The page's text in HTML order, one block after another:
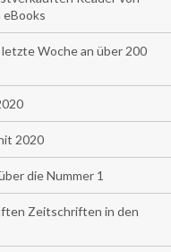
Woche an über 200
2020
die Nummer 1
Zeitschriften in den